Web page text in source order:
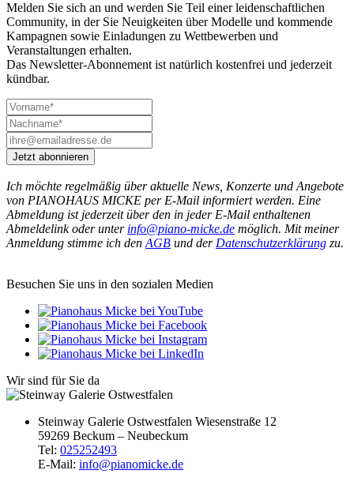
Melden Sie sich an und werden Sie Teil einer leidenschaftlichen
Community, in der Sie Neuigkeiten über Modelle und kommende
Kampagnen sowie Einladungen zu Wettbewerben und
Veranstaltungen erhalten.
Das Newsletter-Abonnement ist natürlich kostenfrei und jederzeit
kündbar.
Jetzt abonnieren
Ich möchte regelmäßig über aktuelle News, Konzerte und Angebote
von PIANOHAUS MICKE per E-Mail informiert werden. Eine
Abmeldung ist jederzeit über den in jeder E-Mail enthaltenen
Abmeldelink oder unter info@piano-micke.de möglich. Mit meiner
Anmeldung stimme ich denAGB und derDatenschutzerklärung zu.
Besuchen Sie uns in den sozialen Medien
Wir sind für Sie da
Steinway Galerie Ostwestfalen Wiesenstraße 12
59269 Beckum – Neubeckum
Tel: 025252493
E-Mail: info@pianomicke.de